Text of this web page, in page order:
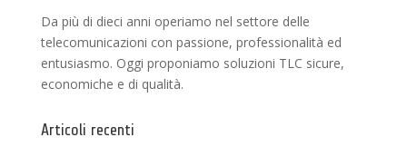
Da più di dieci anni operiamo nel settore delle
telecomunicazioni con passione, professionalità ed
entusiasmo. Oggi proponiamo soluzioni TLC sicure,
economiche e di qualità.
Articoli recenti